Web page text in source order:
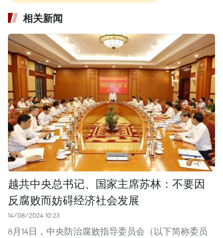
相关新闻
越共中央总书记、国家主席苏林：不要因
反腐败而妨碍经济社会发展
14/08/2024 10:23
8月14日，中央防治腐败指导委员会（以下简称委员